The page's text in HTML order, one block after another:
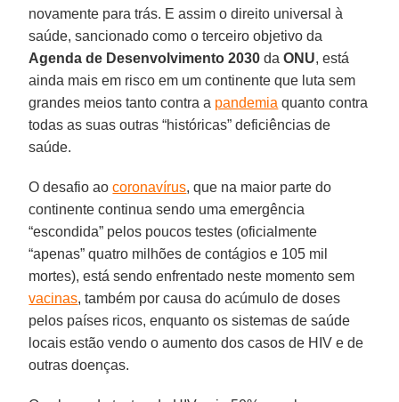
novamente para trás. E assim o direito universal à
saúde, sancionado como o terceiro objetivo da
Agenda de Desenvolvimento 2030 daONU, está
ainda mais em risco em um continente que luta sem
grandes meios tanto contra a pandemia quanto contra
todas as suas outras “históricas” deficiências de
saúde.
O desafio aocoronavírus, que na maior parte do
continente continua sendo uma emergência
“escondida” pelos poucos testes (oficialmente
“apenas” quatro milhões de contágios e 105 mil
mortes), está sendo enfrentado neste momento sem
vacinas, também por causa do acúmulo de doses
pelos países ricos, enquanto os sistemas de saúde
locais estão vendo o aumento dos casos de HIV e de
outras doenças.